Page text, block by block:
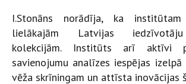
I.Stonāns norādīja, ka
lielākajām Latvijas
kolekcijām. Institūts arī aktīvi
savienojumu analīzes iespējas
vēža skrīningam un attīsta inovācijas